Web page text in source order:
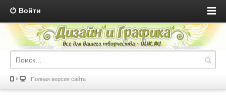
Войти
Полная версия сайта